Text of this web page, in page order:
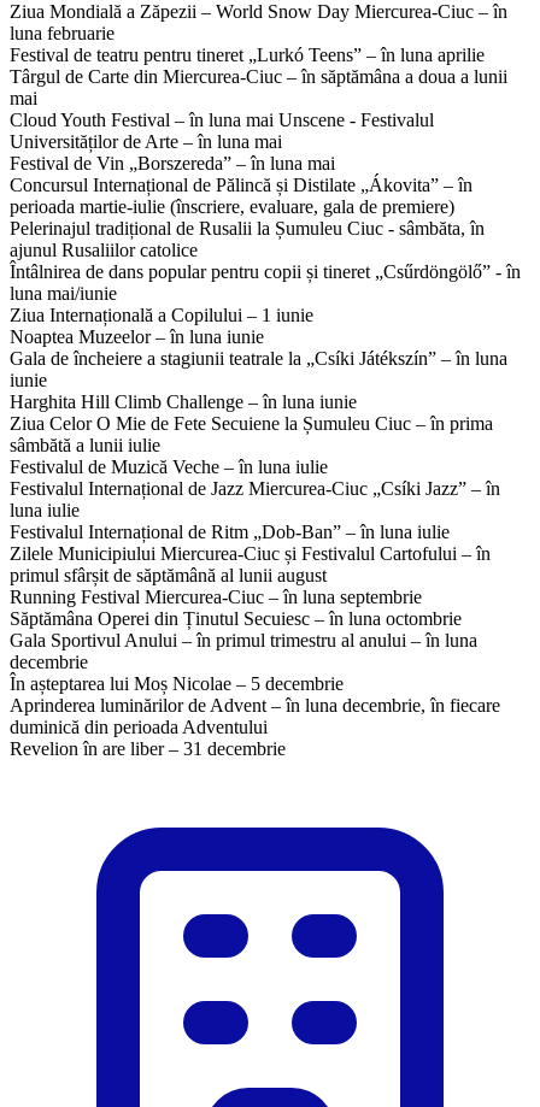
Ziua Mondială a Zăpezii – World Snow Day Miercurea-Ciuc – în
luna februarie
Festival de teatru pentru tineret „Lurkó Teens” – în luna aprilie
Târgul de Carte din Miercurea-Ciuc – în săptămâna a doua a lunii
mai
Cloud Youth Festival – în luna mai Unscene - Festivalul
Universităților de Arte – în luna mai
Festival de Vin „Borszereda” – în luna mai
Concursul Internațional de Pălincă și Distilate „Ákovita” – în
perioada martie-iulie (înscriere, evaluare, gala de premiere)
Pelerinajul tradițional de Rusalii la Șumuleu Ciuc - sâmbăta, în
ajunul Rusaliilor catolice
Întâlnirea de dans popular pentru copii și tineret „Csűrdöngölő” - în
luna mai/iunie
Ziua Internațională a Copilului – 1 iunie
Noaptea Muzeelor – în luna iunie
Gala de încheiere a stagiunii teatrale la „Csíki Játékszín” – în luna
iunie
Harghita Hill Climb Challenge – în luna iunie
Ziua Celor O Mie de Fete Secuiene la Șumuleu Ciuc – în prima
sâmbătă a lunii iulie
Festivalul de Muzică Veche – în luna iulie
Festivalul Internațional de Jazz Miercurea-Ciuc „Csíki Jazz” – în
luna iulie
Festivalul Internațional de Ritm „Dob-Ban” – în luna iulie
Zilele Municipiului Miercurea-Ciuc și Festivalul Cartofului – în
primul sfârșit de săptămână al lunii august
Running Festival Miercurea-Ciuc – în luna septembrie
Săptămâna Operei din Ținutul Secuiesc – în luna octombrie
Gala Sportivul Anului – în primul trimestru al anului – în luna
decembrie
​În așteptarea lui Moș Nicolae – 5 decembrie
Aprinderea luminărilor de Advent – în luna decembrie, în fiecare
duminică din perioada Adventului
​Revelion în are liber – 31 decembrie